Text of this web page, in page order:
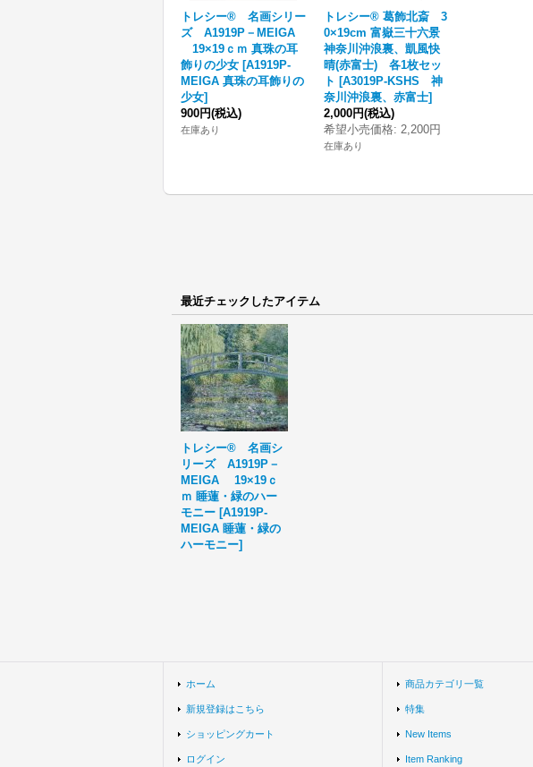
トレシー® 名画シリー
ズ A1919P－MEIGA
19×19ｃｍ 真珠の耳
飾りの少女 [A1919P-
MEIGA 真珠の耳飾りの
少女]
900円(税込)
在庫あり
トレシー® 葛飾北斎 3
0×19cm 富嶽三十六景
神奈川沖浪裏、凱風快
晴(赤富士) 各1枚セッ
ト [A3019P-KSHS 神
奈川沖浪裏、赤富士]
2,000円(税込)
希望小売価格: 2,200円
在庫あり
最近チェックしたアイテム
トレシー® 名画シ
リーズ A1919P－
MEIGA 19×19ｃ
ｍ 睡蓮・緑のハー
モニー [A1919P-
MEIGA 睡蓮・緑の
ハーモニー]
ホーム
新規登録はこちら
ショッピングカート
ログイン
商品カテゴリ一覧
特集
New Items
Item Ranking